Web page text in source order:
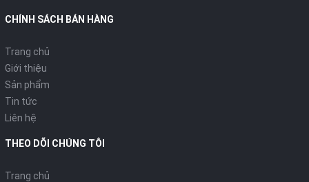
CHÍNH SÁCH BÁN HÀNG
Trang chủ
Giới thiệu
Sản phẩm
Tin tức
Liên hệ
THEO DÕI CHÚNG TÔI
Trang chủ